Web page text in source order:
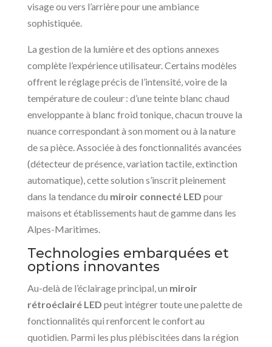
visage ou vers l’arrière pour une ambiance
sophistiquée.
La gestion de la lumière et des options annexes
complète l’expérience utilisateur. Certains modèles
offrent le réglage précis de l’intensité, voire de la
température de couleur : d’une teinte blanc chaud
enveloppante à blanc froid tonique, chacun trouve la
nuance correspondant à son moment ou à la nature
de sa pièce. Associée à des fonctionnalités avancées
(détecteur de présence, variation tactile, extinction
automatique), cette solution s’inscrit pleinement
dans la tendance du miroir connecté LED pour
maisons et établissements haut de gamme dans les
Alpes-Maritimes.
Technologies embarquées et
options innovantes
Au-delà de l’éclairage principal, un miroir
rétroéclairé LED peut intégrer toute une palette de
fonctionnalités qui renforcent le confort au
quotidien. Parmi les plus plébiscitées dans la région